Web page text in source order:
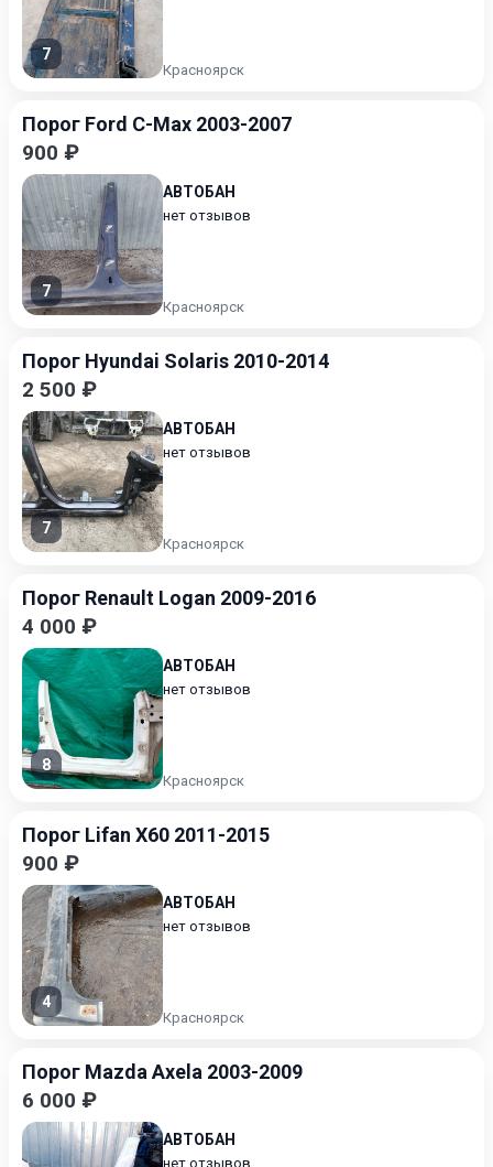
7
Красноярск
Порог Ford C-Max 2003-2007
900 ₽
7
АВТОБАН
нет отзывов
Красноярск
Порог Hyundai Solaris 2010-2014
2 500 ₽
7
АВТОБАН
нет отзывов
Красноярск
Порог Renault Logan 2009-2016
4 000 ₽
8
АВТОБАН
нет отзывов
Красноярск
Порог Lifan X60 2011-2015
900 ₽
4
АВТОБАН
нет отзывов
Красноярск
Порог Mazda Axela 2003-2009
6 000 ₽
АВТОБАН
нет отзывов